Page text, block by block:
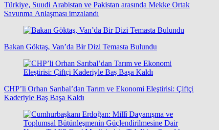
Türkiye, Suudi Arabistan ve Pakistan arasında Mekke Ortak
Savunma Anlaşması imzalandı
Bakan Göktaş, Van’da Bir Dizi Temasta Bulundu
CHP’li Orhan Sarıbal’dan Tarım ve Ekonomi Eleştirisi: Çiftçi
Kaderiyle Baş Başa Kaldı